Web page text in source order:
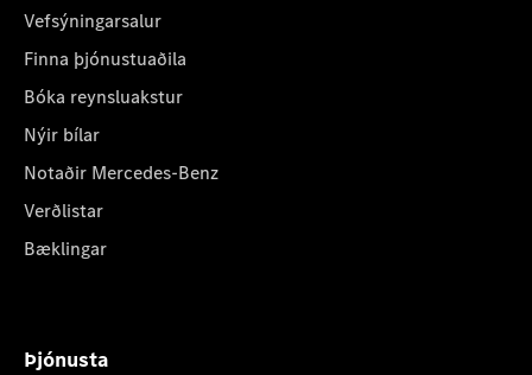
Vefsýningarsalur
Finna þjónustuaðila
Bóka reynsluakstur
Nýir bílar
Notaðir Mercedes-Benz
Verðlistar
Bæklingar
Þjónusta